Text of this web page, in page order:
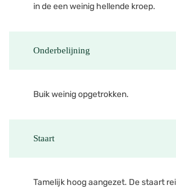
in de een weinig hellende kroep.
Onderbelijning
Buik weinig opgetrokken.
Staart
Tamelijk hoog aangezet. De staart